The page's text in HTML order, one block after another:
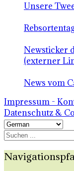
Unsere
Newsticker
(externer
News vom
Impressum -
Datenschutz &